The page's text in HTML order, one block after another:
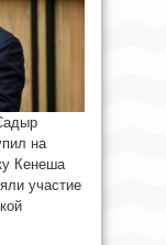
на
Кенеша
участие